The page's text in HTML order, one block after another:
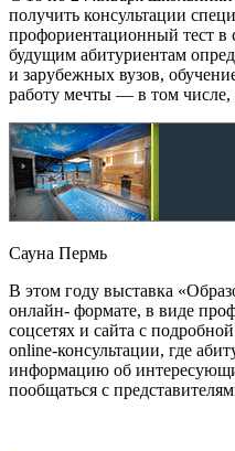
получить консультации
профориентационный тест в
будущим абитуриентам
и зарубежных вузов,
работу мечты — в том числе,
Сауна Пермь
В этом году выставка
онлайн- формате, в виде
соцсетях и сайта с
online-консультации, где
информацию об
пообщаться с